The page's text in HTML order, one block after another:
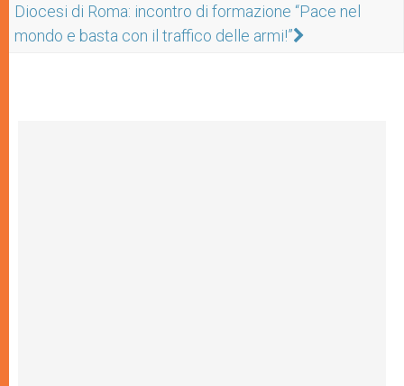
Diocesi di Roma: incontro di formazione “Pace nel
mondo e basta con il traffico delle armi!”